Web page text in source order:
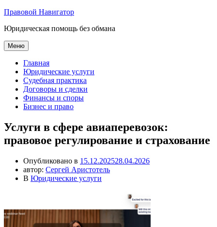
Перейти
содержимому
Правовой Навигатор
Юридическая помощь без обмана
Меню
Главная
Юридические услуги
Судебная практика
Договоры и сделки
Финансы и споры
Бизнес и право
Услуги в сфере авиаперевозок:
правовое регулирование и страхование
Опубликовано в 15.12.202528.04.2026
автор: Сергей Аристотель
В Юридические услуги